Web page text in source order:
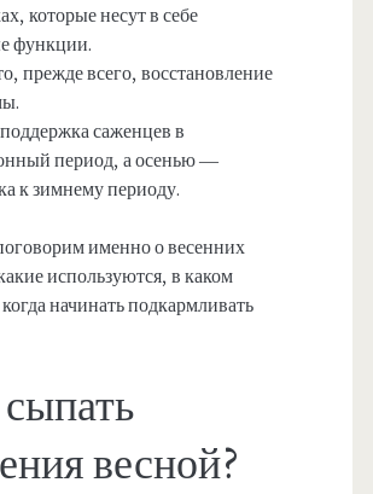
которые несут в себе
функции.
прежде всего, восстановление
саженцев в
период, а осенью —
к зимнему периоду.
именно о весенних
используются, в каком
начинать подкармливать
весной?